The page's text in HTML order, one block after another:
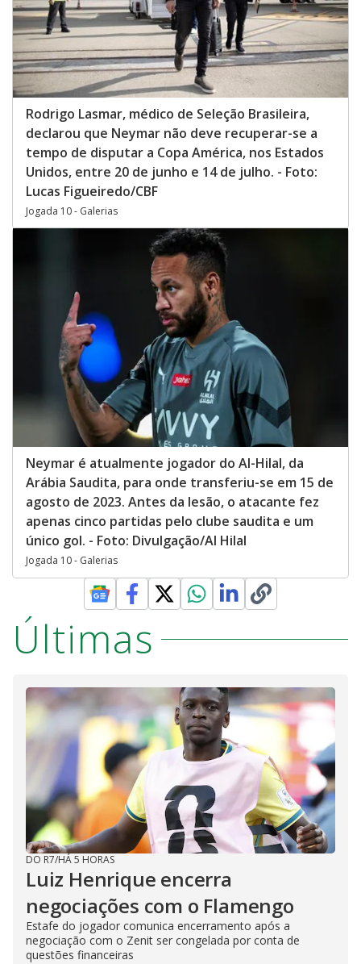
Rodrigo Lasmar, médico de Seleção Brasileira,
declarou que Neymar não deve recuperar-se a
tempo de disputar a Copa América, nos Estados
Unidos, entre 20 de junho e 14 de julho. - Foto:
Lucas Figueiredo/CBF
Jogada 10 - Galerias
Neymar é atualmente jogador do Al-Hilal, da
Arábia Saudita, para onde transferiu-se em 15 de
agosto de 2023. Antes da lesão, o atacante fez
apenas cinco partidas pelo clube saudita e um
único gol. - Foto: Divulgação/Al Hilal
Jogada 10 - Galerias
Últimas
DO R7/HÁ 5 HORAS
Luiz Henrique encerra
negociações com o Flamengo
Estafe do jogador comunica encerramento após a
negociação com o Zenit ser congelada por conta de
questões financeiras